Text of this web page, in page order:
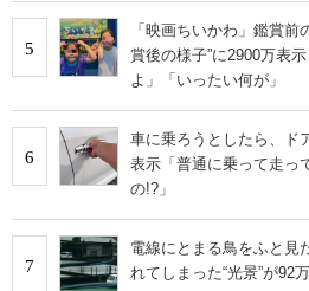
5
「映画ちいかわ」鑑賞
賞後の様子”に2900万表
よ」「いったい何が」
6
車に乗ろうとしたら、
表示「普通に乗って走っ
の!?」
7
電線にとまる鳥をふと
れてしまった“光景”が92